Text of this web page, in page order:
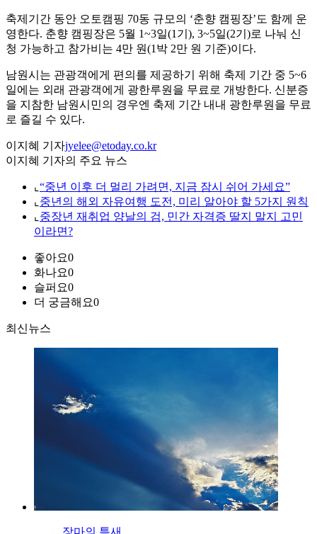
축제기간 동안 오토캠핑 70동 규모의 ‘춘향 캠핑장’도 함께 운
영한다. 춘향 캠핑장은 5월 1~3일(1기), 3~5일(2기)로 나눠 신
청 가능하고 참가비는 4만 원(1박 2만 원 기준)이다.
남원시는 관광객에게 편의를 제공하기 위해 축제 기간 중 5~6
일에는 외래 관광객에게 광한루원을 무료로 개방한다. 신분증
을 지참한 남원시민의 경우엔 축제 기간 내내 광한루원을 무료
로 즐길 수 있다.
이지혜 기자jyelee@etoday.co.kr
이지혜 기자의 주요 뉴스
⌞ “중년 이후 더 멀리 가려면, 지금 잠시 쉬어 가세요”
⌞ 중년의 해외 자유여행 도전, 미리 알아야 할 5가지 원칙
⌞ 중장년 재취업 양날의 검, 민간 자격증 딸지 말지 고민
이라면?
좋아요0
화나요0
슬퍼요0
더 궁금해요0
최신뉴스